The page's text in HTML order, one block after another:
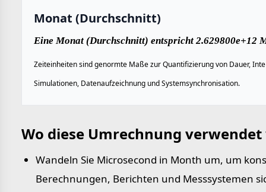
Monat (Durchschnitt)
Eine Monat (Durchschnitt) entspricht 2.629800e+12
Zeiteinheiten sind genormte Maße zur Quantifizierung von Dauer,
Simulationen, Datenaufzeichnung und Systemsynchronisation.
Wo diese Umrechnung
Wandeln Sie Microsecond in Month um, um
Berechnungen, Berichten und Messsystemen